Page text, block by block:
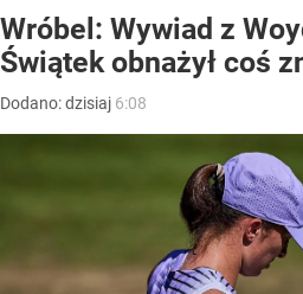
Wróbel: Wywiad z
Świątek obnażył coś
Dodano:dzisiaj 6:08